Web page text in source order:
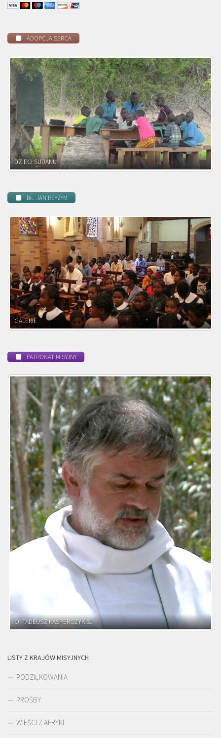
ADOPCJA SERCA
DZIECI ZAMBII
BŁ. JAN BEYZYM
POWOŁANIE MISYJNE
PATRONAT MISYJNY
O. ADNRZEJ LEŚNIARA SJ
LISTY Z KRAJÓW MISYJNYCH
PODZIĘKOWANIA
PROŚBY
WIEŚCI Z AFRYKI